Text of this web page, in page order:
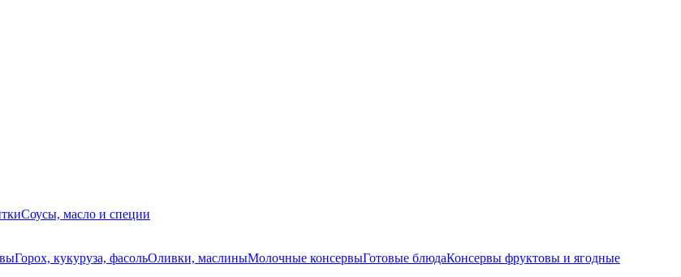
Соусы, масло и специи
Горох, кукуруза, фасольОливки, маслиныМолочные консервыГотовые блюдаКонсервы фруктовы и ягодные